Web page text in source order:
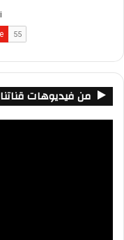
من فيديوهات قناتنا